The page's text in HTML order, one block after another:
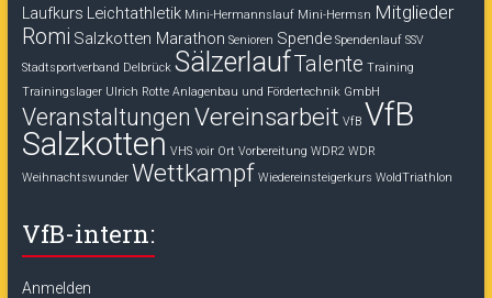
Laufkurs Leichtathletik Mini-Hermannslauf Mini-Hermsn Mitglieder
Romi Salzkotten Marathon Senioren Spende Spendenlauf SSV
Stadtsportverband Delbrück SälzerlaufTalente Training
Trainingslager Ulrich Rotte Anlagenbau und Fördertechnik GmbH
Veranstaltungen Vereinsarbeit VfB VfB
Salzkotten VHS voir Ort Vorbereitung WDR2 WDR
Weihnachtswunder Wettkampf Wiedereinsteigerkurs WoldTriathlon
VfB-intern:
Anmelden